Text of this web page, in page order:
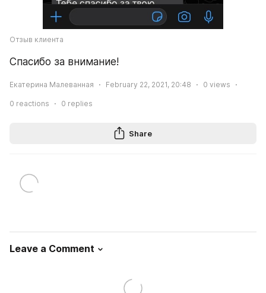
Отзыв клиента
Спасибо за внимание!
Екатерина Малеванная February 22, 2021, 20:48 0 views
0 reactions 0 replies
Share
Leave a Comment